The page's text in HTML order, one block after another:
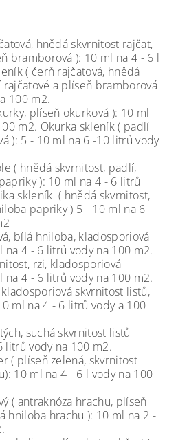
hnědá skvrnitost rajčat,
bramborová ): 10 ml na 4 - 6 l
( čerň rajčatová, hnědá
a plíseň bramborová
100 m2.
plíseň okurková ): 10 ml
m2. Okurka skleník ( padlí
): 5 - 10 ml na 6 -10 litrů vody
( hnědá skvrnitost, padlí,
): 10 ml na 4 - 6 litrů
skleník ( hnědá skvrnitost,
papriky ) 5 - 10 ml na 6 -
bílá hniloba, kladosporiová
na 4 - 6 litrů vody na 100 m2.
rzi, kladosporiová
na 4 - 6 litrů vody na 100 m2.
skvrnitost listů,
ml na 4 - 6 litrů vody a 100
suchá skvrnitost listů
litrů vody na 100 m2.
( plíseň zelená, skvrnitost
10 ml na 4 - 6 l vody na 100
( antraknóza hrachu, plíseň
hniloba hrachu ): 10 ml na 2 -